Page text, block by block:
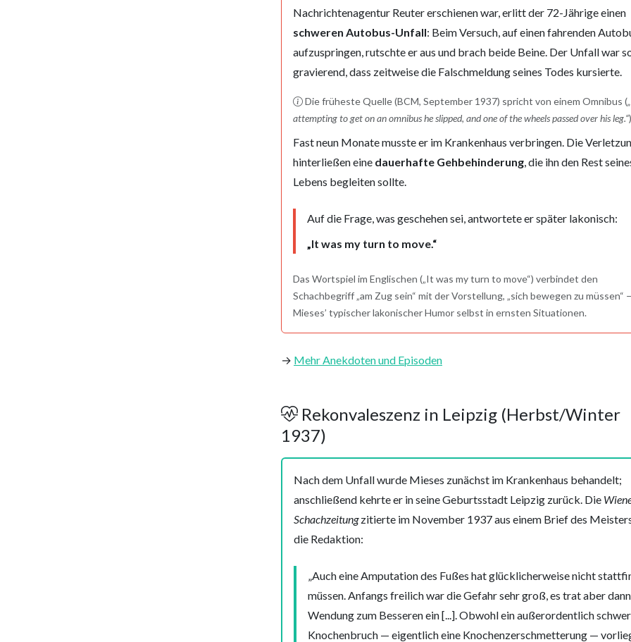
Nachrichtenagentur Reuter erschienen war, erlitt der 72-Jährige einen
schweren Autobus-Unfall: Beim Versuch, auf einen fahrenden
aufzuspringen, rutschte er aus und brach beide Beine. Der Unfall war
gravierend, dass zeitweise die Falschmeldung seines Todes kursierte.
Die früheste Quelle (BCM, September 1937) spricht von einem Omnibus (
attempting to get on an omnibus he slipped, and one of the wheels passed over his leg.“
Fast neun Monate musste er im Krankenhaus verbringen. Die
hinterließen eine dauerhafte Gehbehinderung, die ihn den Rest
Lebens begleiten sollte.
Auf die Frage, was geschehen sei, antwortete er später lakonisch:
„It was my turn to move.“
Das Wortspiel im Englischen („It was my turn to move“) verbindet den
Schachbegriff „am Zug sein“ mit der Vorstellung, „sich bewegen zu müssen“
Mieses’ typischer lakonischer Humor selbst in ernsten Situationen.
→ Mehr Anekdoten und Episoden
Rekonvaleszenz in Leipzig (Herbst/Winter
1937)
Nach dem Unfall wurde Mieses zunächst im Krankenhaus behandelt;
anschließend kehrte er in seine Geburtsstadt Leipzig zurück. Die
Schachzeitungzitierte im November 1937 aus einem Brief des
die Redaktion:
„Auch eine Amputation des Fußes hat glücklicherweise nicht
müssen. Anfangs freilich war die Gefahr sehr groß, es trat aber
Wendung zum Besseren ein [...]. Obwohl ein außerordentlich
Knochenbruch — eigentlich eine Knochenzerschmetterung —